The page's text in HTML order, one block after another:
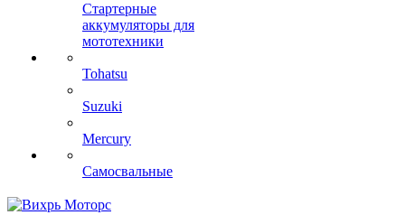
Стартерные
аккумуляторы для
мототехники
Tohatsu
Suzuki
Mercury
Самосвальные